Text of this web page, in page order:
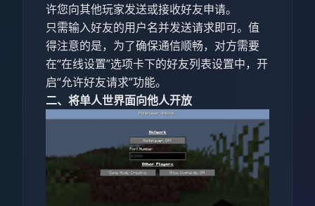
许您向其他玩家发送或接收好友申请。
只需输入好友的用户名并发送请求即可。值
得注意的是，为了确保通信顺畅，对方需要
在“在线设置”选项卡下的好友列表设置中，开
启“允许好友请求”功能。
二、将单人世界面向他人开放